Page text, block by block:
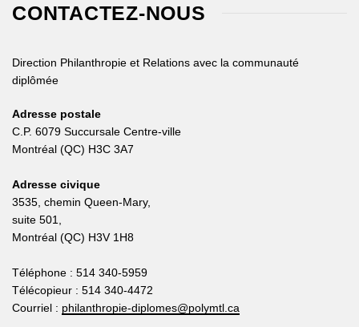
CONTACTEZ-NOUS
Direction Philanthropie et Relations avec la communauté
diplômée
Adresse postale
C.P. 6079 Succursale Centre-ville
Montréal (QC) H3C 3A7
Adresse civique
3535, chemin Queen-Mary,
suite 501,
Montréal (QC) H3V 1H8
Téléphone : 514 340-5959
Télécopieur : 514 340-4472
Courriel : philanthropie-diplomes@polymtl.ca